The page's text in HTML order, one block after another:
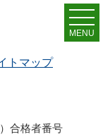
トマップ
MENU
度入学試験
合格者番号